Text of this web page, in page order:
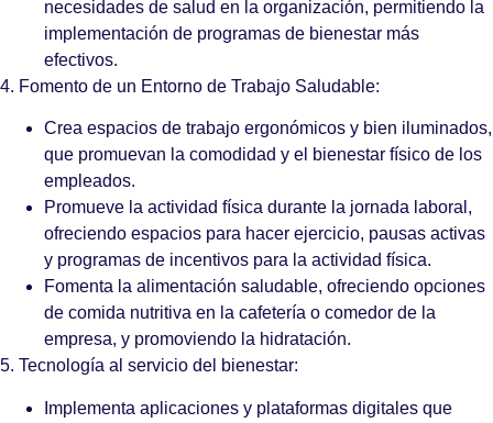
necesidades de salud en la organización, permitiendo la
implementación de programas de bienestar más
efectivos.
4. Fomento de un Entorno de Trabajo Saludable:
Crea espacios de trabajo ergonómicos y bien iluminados,
que promuevan la comodidad y el bienestar físico de los
empleados.
Promueve la actividad física durante la jornada laboral,
ofreciendo espacios para hacer ejercicio, pausas activas
y programas de incentivos para la actividad física.
Fomenta la alimentación saludable, ofreciendo opciones
de comida nutritiva en la cafetería o comedor de la
empresa, y promoviendo la hidratación.
5. Tecnología al servicio del bienestar:
Implementa aplicaciones y plataformas digitales que